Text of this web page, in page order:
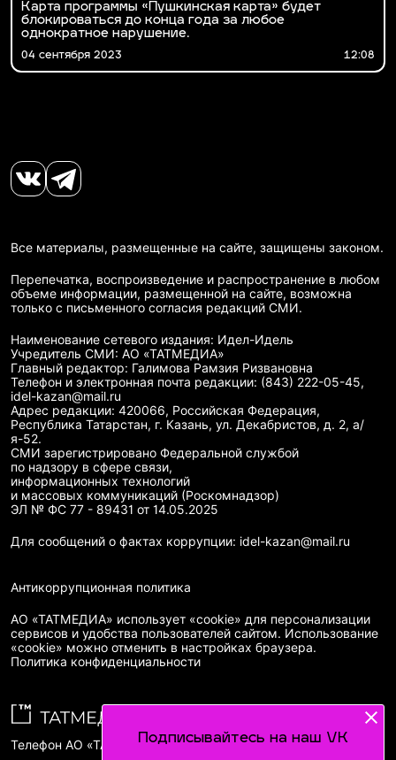
Карта программы «Пушкинская карта» будет
блокироваться до конца года за любое
однократное нарушение.
04 сентября 2023 12:08
Подписывайтесь на наш VK
Все материалы, размещенные на сайте, защищены законом.
Перепечатка, воспроизведение и распространение в любом
объеме информации, размещенной на сайте, возможна
только с письменного согласия редакций СМИ.
Наименование сетевого издания: Идел-Идель
Учредитель СМИ: АО «ТАТМЕДИА»
Главный редактор: Галимова Рамзия Ризвановна
Телефон и электронная почта редакции: (843) 222-05-45,
idel-kazan@mail.ru
Адрес редакции: 420066, Российская Федерация,
Республика Татарстан, г. Казань, ул. Декабристов, д. 2, а/
я-52.
СМИ зарегистрировано Федеральной службой
по надзору в сфере связи,
информационных технологий
и массовых коммуникаций (Роскомнадзор)
ЭЛ № ФС 77 - 89431 от 14.05.2025
Для сообщений о фактах коррупции: idel-kazan@mail.ru
Антикоррупционная политика
АО «ТАТМЕДИА» использует «cookie» для персонализации
сервисов и удобства пользователей сайтом. Использование
«cookie» можно отменить в настройках браузера.
Политика конфиденциальности
Телефон АО «ТАТМЕДИА»:(843) 222 09 84